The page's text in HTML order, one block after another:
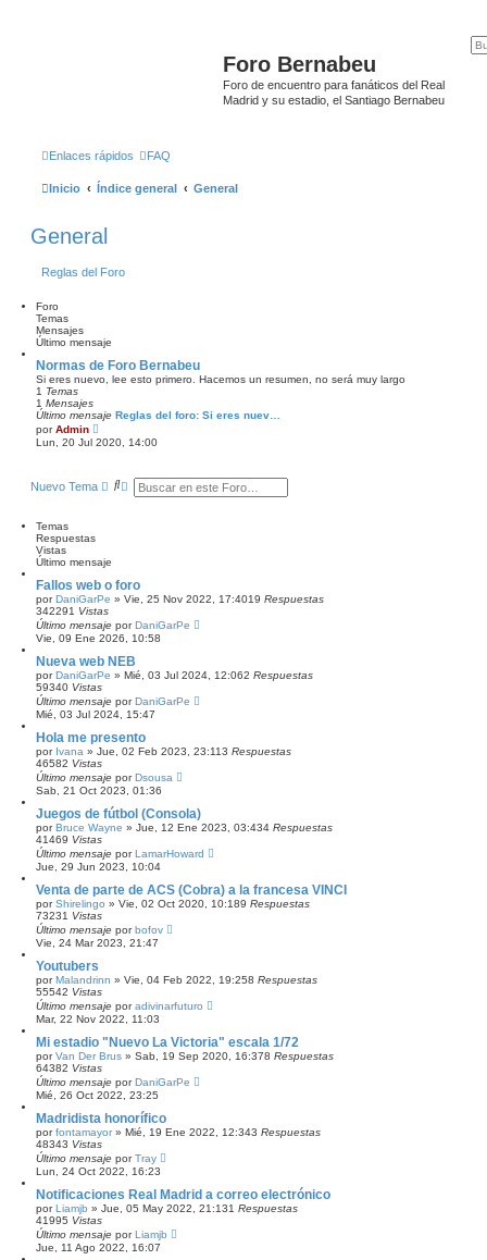
Foro Bernabeu
Foro de encuentro para fanáticos del Real
Madrid y su estadio, el Santiago Bernabeu
Enlaces rápidos FAQ
Inicio Índice general General
General
Reglas del Foro
Foro
Temas
Mensajes
Último mensaje
Normas de Foro Bernabeu
Si eres nuevo, lee esto primero. Hacemos un resumen, no será muy largo
1 Temas
1 Mensajes
Último mensaje Reglas del foro: Si eres nuev…
porAdmin
e
r
n
s
a
j
e
Lun, 20 Jul 2020, 14:00
Nuevo Tema
B B
a
v
n
z
d
a
Temas
Respuestas
Vistas
Último mensaje
Fallos web o foro
porDaniGarPe » Vie, 25 Nov 2022, 17:4019 Respuestas
342291 Vistas
Último mensaje porDaniGarPe
Vie, 09 Ene 2026, 10:58
Nueva web NEB
porDaniGarPe » Mié, 03 Jul 2024, 12:062 Respuestas
59340 Vistas
Último mensaje porDaniGarPe
Mié, 03 Jul 2024, 15:47
Hola me presento
por Ivana » Jue, 02 Feb 2023, 23:113 Respuestas
46582 Vistas
Último mensaje porDsousa
Sab, 21 Oct 2023, 01:36
Juegos de fútbol (Consola)
porBruce Wayne » Jue, 12 Ene 2023, 03:434 Respuestas
41469 Vistas
Último mensaje porLamarHoward
Jue, 29 Jun 2023, 10:04
Venta de parte de ACS (Cobra) a la francesa VINCI
porShirelingo » Vie, 02 Oct 2020, 10:189 Respuestas
73231 Vistas
Último mensaje porbofov
Vie, 24 Mar 2023, 21:47
Youtubers
porMalandrinn » Vie, 04 Feb 2022, 19:258 Respuestas
55542 Vistas
Último mensaje poradivinarfuturo
Mar, 22 Nov 2022, 11:03
Mi estadio "Nuevo La Victoria" escala 1/72
porVan Der Brus » Sab, 19 Sep 2020, 16:378 Respuestas
64382 Vistas
Último mensaje porDaniGarPe
Mié, 26 Oct 2022, 23:25
Madridista honorífico
porfontamayor» Mié, 19 Ene 2022, 12:343 Respuestas
48343 Vistas
Último mensaje porTray
Lun, 24 Oct 2022, 16:23
Notificaciones Real Madrid a correo electrónico
porLiamjb » Jue, 05 May 2022, 21:131 Respuestas
41995 Vistas
Último mensaje porLiamjb
Jue, 11 Ago 2022, 16:07